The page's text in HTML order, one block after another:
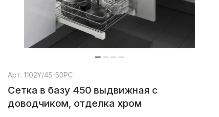
Арт. 1102Y/45-50PC
Сетка в базу 450 выдвижная с
доводчиком, отделка хром